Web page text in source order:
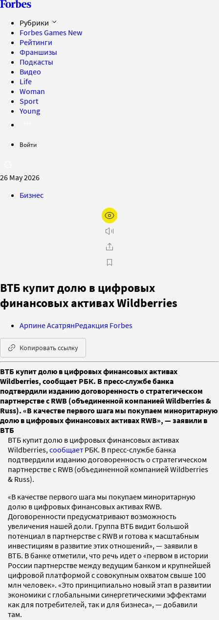
Рубрики
Forbes Games New
Рейтинги
Франшизы
Подкасты
Видео
Life
Woman
Sport
Young
Войти
26 May 2026
Бизнес
ВТБ купит долю в цифровых
финансовых активах Wildberries
Арпине АсатрянРедакция Forbes
Копировать ссылку
ВТБ купит долю в цифровых финансовых активах
Wildberries, сообщает РБК. В пресс-службе банка
подтвердили изданию договоренность о стратегическом
партнерстве с RWB (объединенной компанией Wildberries &
Russ). «В качестве первого шага мы покупаем миноритарную
долю в цифровых финансовых активах RWB», — заявили в
ВТБ
ВТБ купит долю в цифровых финансовых активах
Wildberries, сообщает РБК. В пресс-службе банка
подтвердили изданию договоренность о стратегическом
партнерстве с RWB (объединенной компанией Wildberries
& Russ).
«В качестве первого шага мы покупаем миноритарную
долю в цифровых финансовых активах RWB.
Договоренности предусматривают возможность
увеличения нашей доли. Группа ВТБ видит большой
потенциал в партнерстве с RWB и готова к масштабным
инвестициям в развитие этих отношений», — заявили в
ВТБ. В банке отметили, что речь идет о «первом в истории
России партнерстве между ведущим банком и крупнейшей
цифровой платформой с совокупным охватом свыше 100
млн человек». «Это принципиально новый этап в развитии
экономики с глобальными синергетическими эффектами
как для потребителей, так и для бизнеса», — добавили
там.